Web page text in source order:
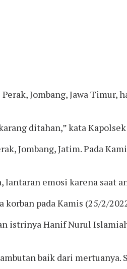
Jombang, Jawa
ditahan,” kata
Jombang, Jatim. Pada
emosi karena saat
pada Kamis (25/2/
istrinya Hanif Nurul
baik dari